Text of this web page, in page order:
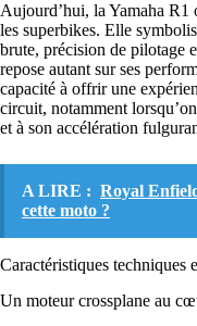
Aujourd’hui, la Yamaha R1
les superbikes. Elle
brute, précision de pilotage
repose autant sur ses
capacité à offrir une
circuit, notamment lorsqu’on
et à son accélération
A LIRE : Royal
cette moto ?
Caractéristiques techniques
Un moteur crossplane au